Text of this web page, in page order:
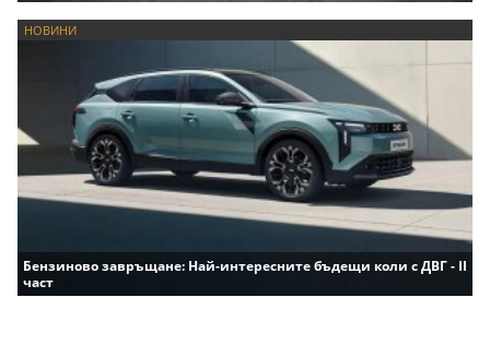
НОВИНИ
Бензиново завръщане: Най-интересните бъдещи коли с ДВГ - II
част